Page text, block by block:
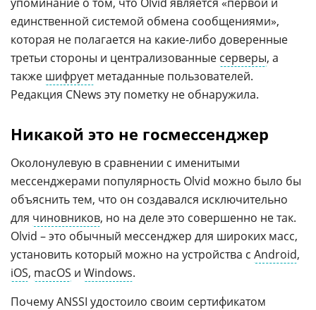
единственной системой обмена сообщениями»,
которая не полагается на какие-либо доверенные
третьи стороны и централизованные серверы, а
также шифруетметаданные пользователей.
Редакция CNews эту пометку не обнаружила.
Никакой это не госмессенджер
Околонулевую в сравнении с именитыми
мессенджерами популярность Olvid можно было бы
объяснить тем, что он создавался исключительно
для чиновников, но на деле это совершенно не так.
Olvid – это обычный мессенджер для широких масс,
установить который можно на устройства с Android,
iOS, macOS и Windows.
Почему ANSSI удостоило своим сертификатом